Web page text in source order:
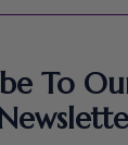
To